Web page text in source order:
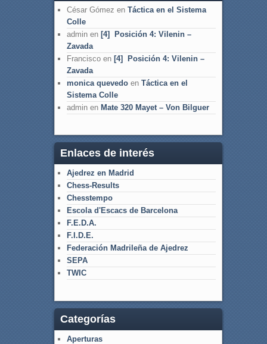
César Gómez en Táctica en el Sistema
Colle
adminen [4] Posición 4: Vilenin –
Zavada
Franciscoen [4] Posición 4: Vilenin –
Zavada
monica quevedoen Táctica en el
Sistema Colle
adminen Mate 320 Mayet – Von Bilguer
Enlaces de interés
Ajedrez en Madrid
Chess-Results
Chesstempo
Escola d'Escacs de Barcelona
F.E.D.A.
F.I.D.E.
Federación Madrileña de Ajedrez
SEPA
TWIC
Categorías
Aperturas